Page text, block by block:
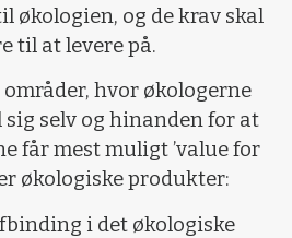
økologien, og de krav skal
til at levere på.
hvor økologerne
selv og hinanden for at
får mest muligt ’value for
økologiske produkter:
i det økologiske